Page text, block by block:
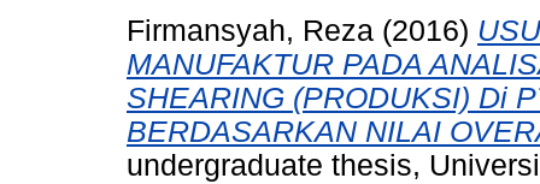
Firmansyah, Reza (2016)
MANUFAKTUR PADA
SHEARING (PRODUKSI) Di
BERDASARKAN NILAI
undergraduate thesis,